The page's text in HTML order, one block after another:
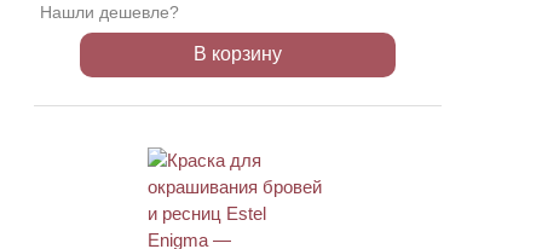
Нашли дешевле?
В корзину